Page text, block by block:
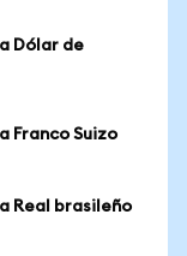
Dólar de
Franco Suizo
Real brasileño